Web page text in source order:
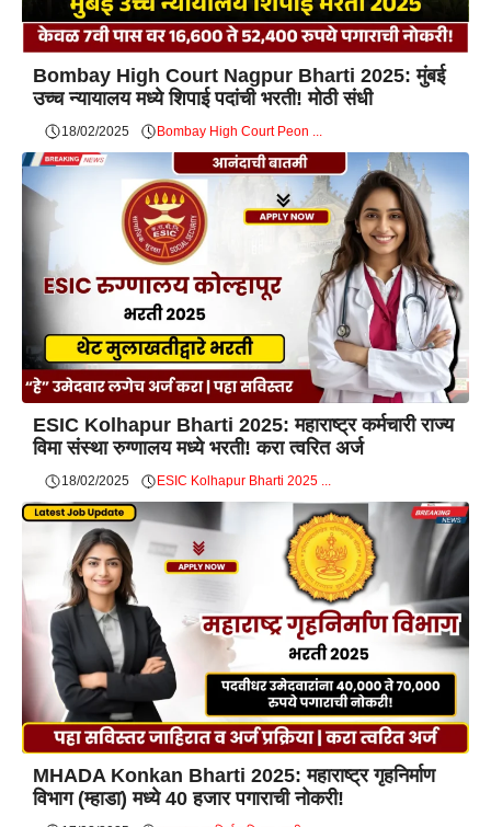
Bombay High Court Nagpur Bharti 2025: मुंबई
उच्च न्यायालय मध्ये शिपाई पदांची भरती! मोठी संधी
18/02/2025 Bombay High Court Peon ...
ESIC Kolhapur Bharti 2025: महाराष्ट्र कर्मचारी राज्य
विमा संस्था रुग्णालय मध्ये भरती! करा त्वरित अर्ज
18/02/2025 ESIC Kolhapur Bharti 2025 ...
MHADA Konkan Bharti 2025: महाराष्ट्र गृहनिर्माण
विभाग (म्हाडा) मध्ये 40 हजार पगाराची नोकरी!